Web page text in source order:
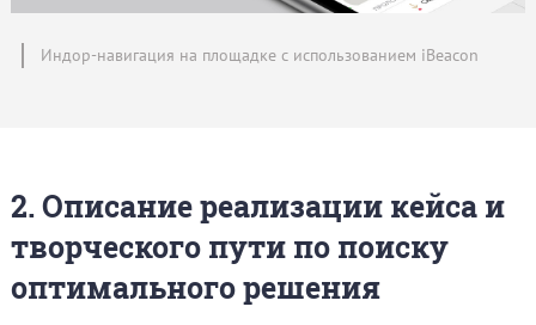
Индор-навигация на площадке c использованием iBeacon
2. Описание реализации кейса и
творческого пути по поиску
оптимального решения